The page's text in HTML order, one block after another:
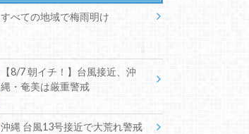
すべての地域で梅雨明け
【8/7 朝イチ！】台風接近、沖
縄・奄美は厳重警戒
沖縄 台風13号接近で大荒れ警戒